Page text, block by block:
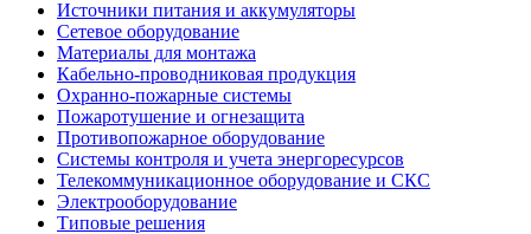
Источники питания и аккумуляторы
Сетевое оборудование
Материалы для монтажа
Кабельно-проводниковая продукция
Охранно-пожарные системы
Пожаротушение и огнезащита
Противопожарное оборудование
Системы контроля и учета энергоресурсов
Телекоммуникационное оборудование и СКС
Электрооборудование
Типовые решения